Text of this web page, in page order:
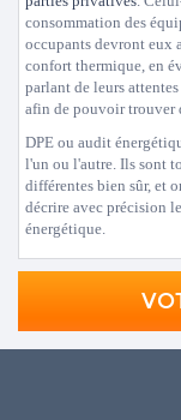
consommation des
occupants devront eux
confort thermique, en
parlant de leurs
afin de pouvoir trouver
DPE ou audit
l'un ou l'autre. Ils sont
différentes bien sûr, et
décrire avec précision
énergétique.